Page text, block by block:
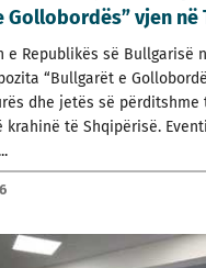
Gollobordës” vjen në
e Republikës së Bullgarisë
“Bullgarët e
dhe jetës së
krahinë të Shqipërisë.